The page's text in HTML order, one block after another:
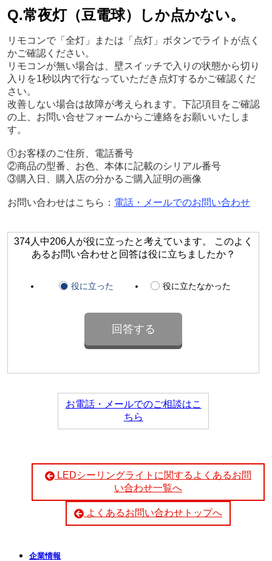
Q.常夜灯（豆電球）しか点かない。
リモコンで「全灯」または「点灯」ボタンでライトが点く
かご確認ください。
リモコンが無い場合は、壁スイッチで入りの状態から切り
入りを1秒以内で行なっていただき点灯するかご確認くだ
さい。
改善しない場合は故障が考えられます。下記項目をご確認
の上、お問い合せフォームからご連絡をお願いいたしま
す。
①お客様のご住所、電話番号
②商品の型番、お色、本体に記載のシリアル番号
③購入日、購入店の分かるご購入証明の画像
お問い合わせはこちら： 電話・メールでのお問い合わせ
374人中206人が役に立ったと考えています。 このよく
あるお問い合わせと回答は役に立ちましたか？
役に立った 役に立たなかった
お電話・メールでのご相談はこ
ちら
LEDシーリングライトに関するよくあるお問
い合わせ一覧へ
よくあるお問い合わせトップへ
企業情報